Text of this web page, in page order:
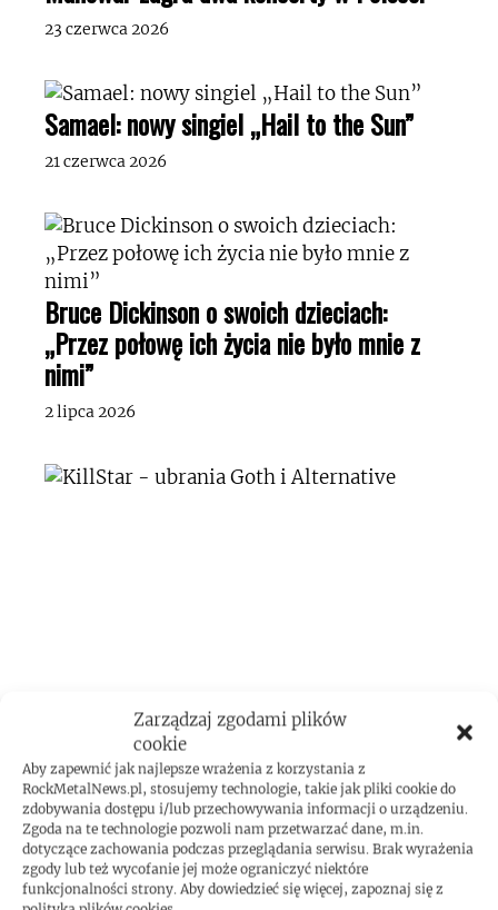
Zarządzaj zgodami plików
cookie
Aby zapewnić jak najlepsze wrażenia z korzystania z
RockMetalNews.pl, stosujemy technologie, takie jak pliki cookie do
zdobywania dostępu i/lub przechowywania informacji o urządzeniu.
Zgoda na te technologie pozwoli nam przetwarzać dane, m.in.
dotyczące zachowania podczas przeglądania serwisu. Brak wyrażenia
zgody lub też wycofanie jej może ograniczyć niektóre
funkcjonalności strony. Aby dowiedzieć się więcej, zapoznaj się z
23 czerwca 2026
Samael: nowy singiel „Hail to the Sun”
21 czerwca 2026
Bruce Dickinson o swoich dzieciach:
„Przez połowę ich życia nie było mnie z
nimi”
2 lipca 2026
DODAJ KOMENTARZ
Komentarz